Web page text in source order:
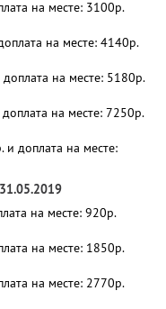
на месте: 3100р.
на месте: 4140р.
на месте: 5180р.
на месте: 7250р.
доплата на месте:
на месте: 920р.
на месте: 1850р.
на месте: 2770р.